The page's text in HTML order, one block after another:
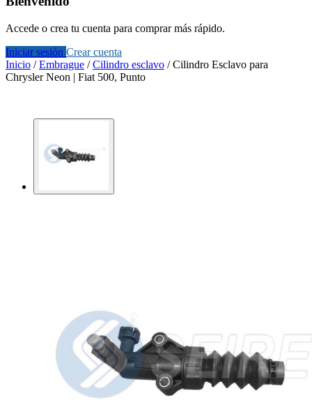
Accede o crea tu cuenta para comprar más rápido.
Iniciar sesión Crear cuenta
Inicio /Embrague /Cilindro esclavo /Cilindro Esclavo para
Chrysler Neon | Fiat 500, Punto